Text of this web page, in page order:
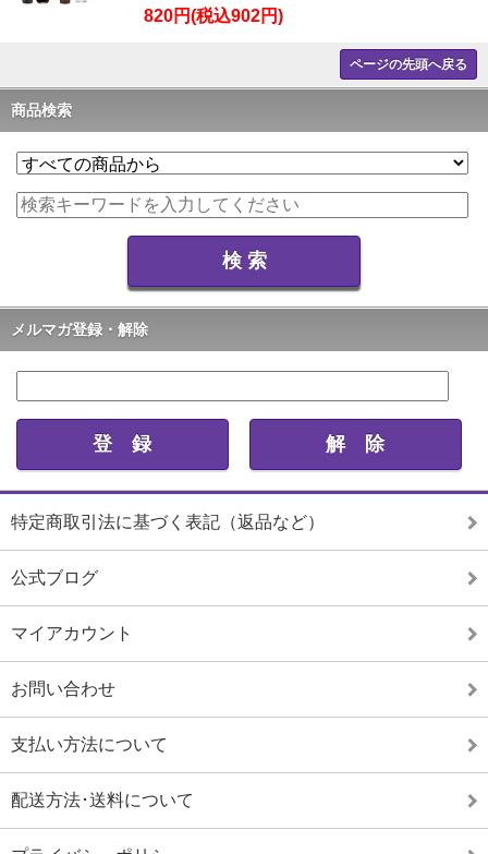
820円(税込902円)
ページの先頭へ戻る
商品検索
メルマガ登録・解除
特定商取引法に基づく表記（返品など）
公式ブログ
マイアカウント
お問い合わせ
支払い方法について
配送方法･送料について